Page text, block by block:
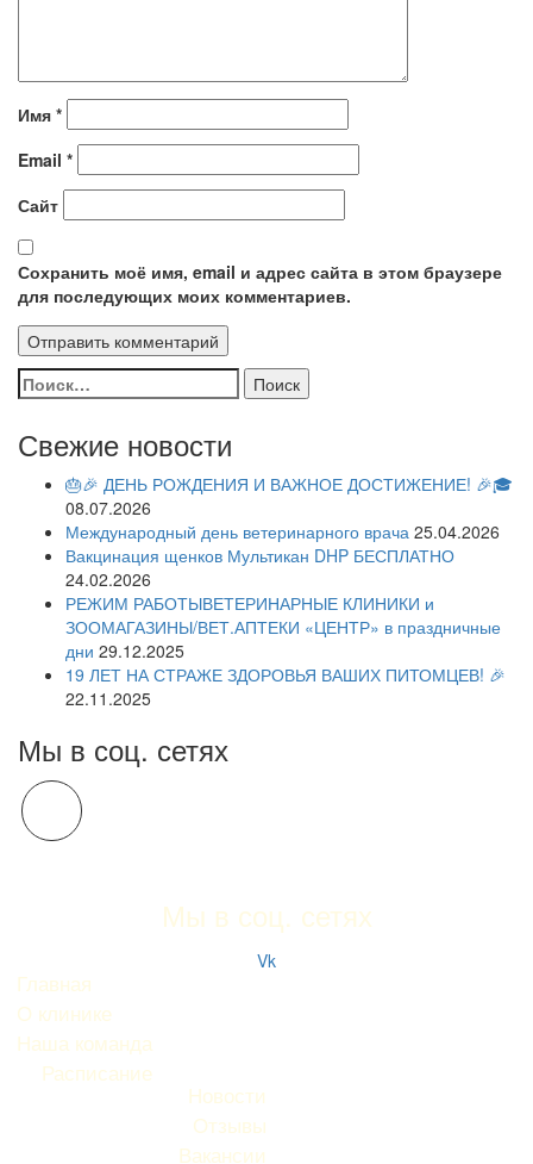
Имя *
Email *
Сайт
Сохранить моё имя, email и адрес сайта в этом браузере
для последующих моих комментариев.
Найти:
Свежие новости
🎂🎉 ДЕНЬ РОЖДЕНИЯ И ВАЖНОЕ ДОСТИЖЕНИЕ! 🎉🎓
08.07.2026
Международный день ветеринарного врача 25.04.2026
Вакцинация щенков Мультикан DHP БЕСПЛАТНО
24.02.2026
РЕЖИМ РАБОТЫВЕТЕРИНАРНЫЕ КЛИНИКИ и
ЗООМАГАЗИНЫ/ВЕТ.АПТЕКИ «ЦЕНТР» в праздничные
дни 29.12.2025
19 ЛЕТ НА СТРАЖЕ ЗДОРОВЬЯ ВАШИХ ПИТОМЦЕВ! 🎉
22.11.2025
Мы в соц. сетях
Мы в соц. сетях
Vk
Главная
О клинике
Наша команда
Расписание
Новости
Отзывы
Вакансии